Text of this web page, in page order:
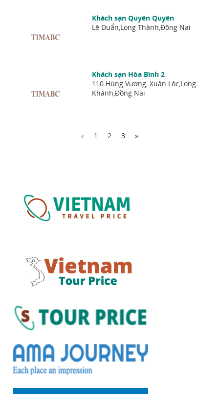
Khách sạn Quyên Quyên
Lê Duẩn,Long Thành,Đồng Nai
Khách sạn Hòa Bình 2
110 Hùng Vương, Xuân Lộc,Long
Khánh,Đồng Nai
« 1 2 3 »